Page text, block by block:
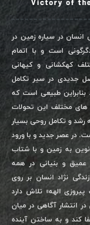
Victory of
انسان در سیاره زمین در
است و با اتمام
کهکشانی و کیهانی
جدیدی در سیر تکامل
طبیعی است که
های مختلف این تحولات
و تکامل روحی بسیار
در عصر جدید و با ورود
به زمین و با شتاب
عمیق و بنیانی در همه
نژاد انسان بر روی
الهه» تلاش دارد
انتشار آگاهی در میان
کند و به ساختن آینده